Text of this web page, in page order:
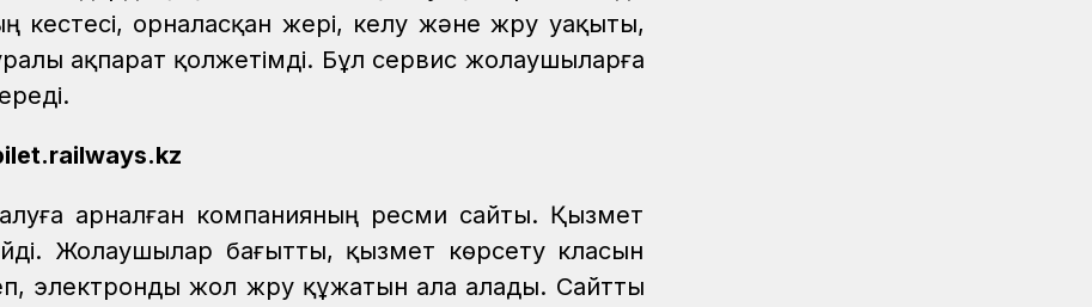
орналасқан жері, келу және жүру уақыты,
ақпарат қолжетімді. Бұл сервис жолаушыларға
арналған компанияның ресми сайты. Қызмет
Жолаушылар бағытты, қызмет көрсету класын
электронды жол жүру құжатын ала алады. Сайтты